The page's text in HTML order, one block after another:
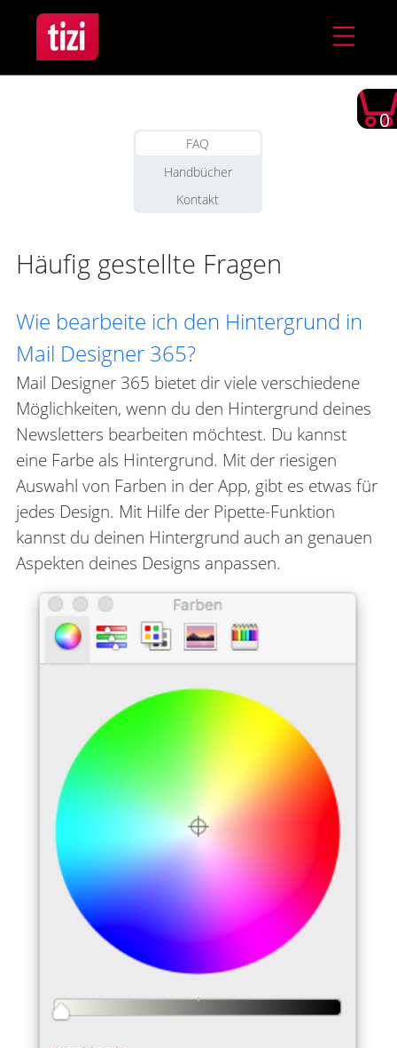
0
FAQ
Handbücher
Kontakt
Häufig gestellte Fragen
Wie bearbeite ich den Hintergrund in
Mail Designer 365?
Mail Designer 365 bietet dir viele verschiedene
Möglichkeiten, wenn du den Hintergrund deines
Newsletters bearbeiten möchtest. Du kannst
eine Farbe als Hintergrund. Mit der riesigen
Auswahl von Farben in der App, gibt es etwas für
jedes Design. Mit Hilfe der Pipette-Funktion
kannst du deinen Hintergrund auch an genauen
Aspekten deines Designs anpassen.